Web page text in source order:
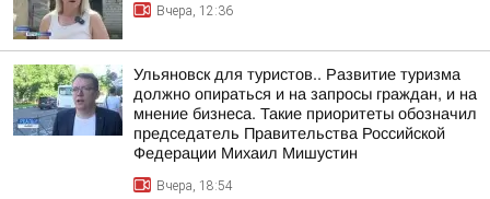
Вчера, 12:36
Ульяновск для туристов.. Развитие туризма
должно опираться и на запросы граждан, и на
мнение бизнеса. Такие приоритеты обозначил
председатель Правительства Российской
Федерации Михаил Мишустин
Вчера, 18:54